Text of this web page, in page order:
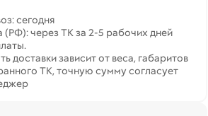
сегодня
(РФ): через ТК за 2-5 рабочих дней
доставки зависит от веса, габаритов
ТК, точную сумму согласует